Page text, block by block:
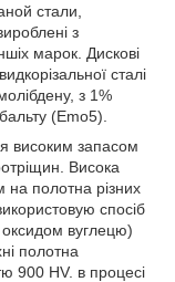
стали,
з
марок. Дискові
сталі
з 1%
(Emo5).
високим запасом
Висока
на полотна різних
спосіб
оксидом вуглецю)
полотна
900 HV. в процесі